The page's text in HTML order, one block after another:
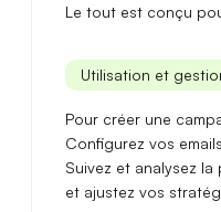
Le tout est conçu
Utilisation et
Pour créer une
Configurez vos
Suivez et analysez
et ajustez vos